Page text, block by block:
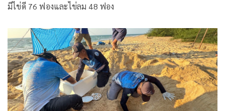
มีไข่ดี 76 ฟองและไข่ลม 48 ฟอง